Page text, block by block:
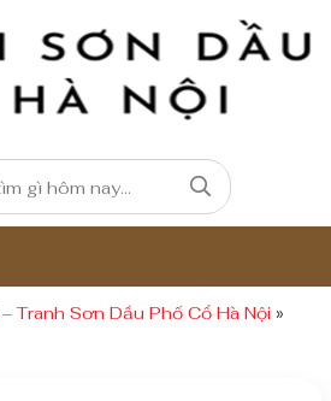
Tranh Sơn Dầu Phố Cổ Hà Nội »